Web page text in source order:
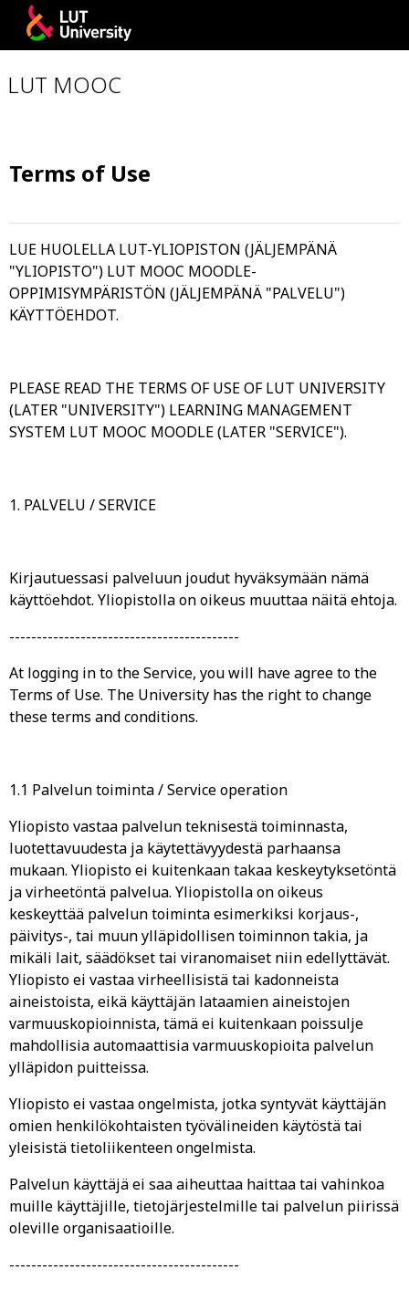
Skip to main content
LUT MOOC
Terms of Use
LUE HUOLELLA LUT-YLIOPISTON (JÄLJEMPÄNÄ
"YLIOPISTO") LUT MOOC MOODLE-
OPPIMISYMPÄRISTÖN (JÄLJEMPÄNÄ "PALVELU")
KÄYTTÖEHDOT.
PLEASE READ THE TERMS OF USE OF LUT UNIVERSITY
(LATER "UNIVERSITY") LEARNING MANAGEMENT
SYSTEM LUT MOOC MOODLE (LATER "SERVICE").
1. PALVELU / SERVICE
Kirjautuessasi palveluun joudut hyväksymään nämä
käyttöehdot. Yliopistolla on oikeus muuttaa näitä ehtoja.
------------------------------------------
At logging in to the Service, you will have agree to the
Terms of Use. The University has the right to change
these terms and conditions.
1.1 Palvelun toiminta / Service operation
Yliopisto vastaa palvelun teknisestä toiminnasta,
luotettavuudesta ja käytettävyydestä parhaansa
mukaan. Yliopisto ei kuitenkaan takaa keskeytyksetöntä
ja virheetöntä palvelua. Yliopistolla on oikeus
keskeyttää palvelun toiminta esimerkiksi korjaus-,
päivitys-, tai muun ylläpidollisen toiminnon takia, ja
mikäli lait, säädökset tai viranomaiset niin edellyttävät.
Yliopisto ei vastaa virheellisistä tai kadonneista
aineistoista, eikä käyttäjän lataamien aineistojen
varmuuskopioinnista, tämä ei kuitenkaan poissulje
mahdollisia automaattisia varmuuskopioita palvelun
ylläpidon puitteissa.
Yliopisto ei vastaa ongelmista, jotka syntyvät käyttäjän
omien henkilökohtaisten työvälineiden käytöstä tai
yleisistä tietoliikenteen ongelmista.
Palvelun käyttäjä ei saa aiheuttaa haittaa tai vahinkoa
muille käyttäjille, tietojärjestelmille tai palvelun piirissä
oleville organisaatioille.
------------------------------------------